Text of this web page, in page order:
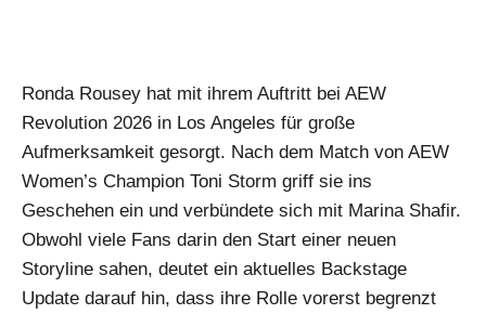
Ronda Rousey hat mit ihrem Auftritt bei AEW
Revolution 2026 in Los Angeles für große
Aufmerksamkeit gesorgt. Nach dem Match von AEW
Women’s Champion Toni Storm griff sie ins
Geschehen ein und verbündete sich mit Marina Shafir.
Obwohl viele Fans darin den Start einer neuen
Storyline sahen, deutet ein aktuelles Backstage
Update darauf hin, dass ihre Rolle vorerst begrenzt